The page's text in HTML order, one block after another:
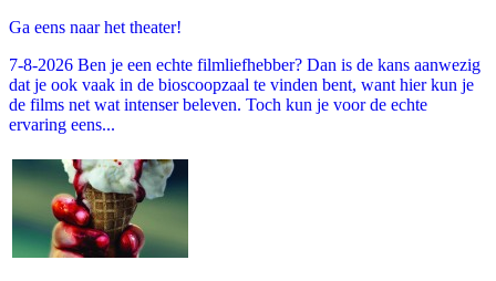
Ga eens naar het theater!
7-8-2026 Ben je een echte filmliefhebber? Dan is de kans aanwezig
dat je ook vaak in de bioscoopzaal te vinden bent, want hier kun je
de films net wat intenser beleven. Toch kun je voor de echte
ervaring eens...